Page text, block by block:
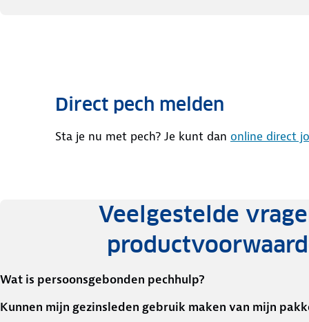
Direct pech melden
Sta je nu met pech? Je kunt dan online direct
Veelgestelde
Wat is persoonsgebonden pechhulp?
Kunnen mijn gezinsleden gebruik maken van mijn